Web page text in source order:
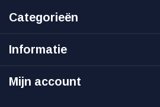
Categorieën
Informatie
Mijn account